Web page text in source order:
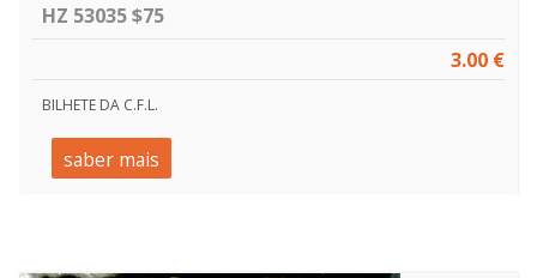
HZ 53035 $75
3.00 €
BILHETE DA C.F.L.
saber mais